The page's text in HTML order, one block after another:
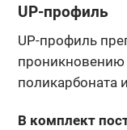
UP-профиль
UP-профиль
поликарбоната
В комплект